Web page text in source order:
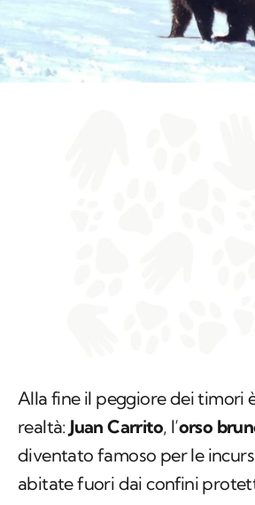
Alla fine il peggiore dei timori
realtà:Juan Carrito, l’orso
diventato famoso per le
abitate fuori dai confini